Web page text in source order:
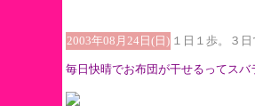
2003年08月24日(日) １日１歩。３
毎日快晴でお布団が干せるってス